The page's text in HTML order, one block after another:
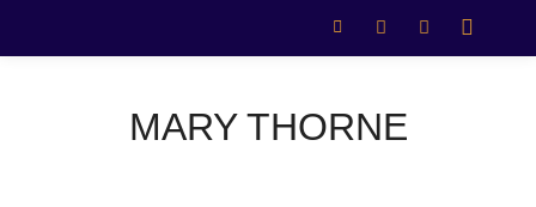
MARY THORNE